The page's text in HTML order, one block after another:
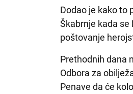
Dodao je kako to
Škabrnje kada
poštovanje
Prethodnih dana
Odbora za
Penave da će